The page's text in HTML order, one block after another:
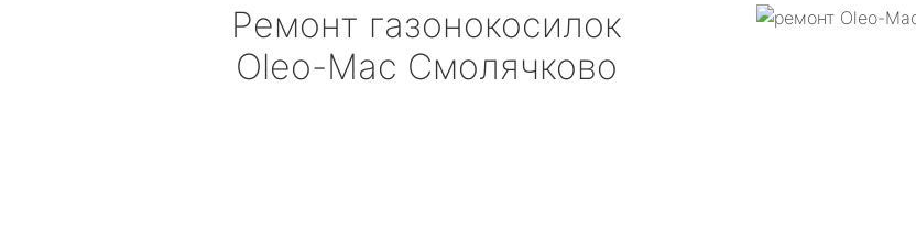
Ремонт газонокосилок
Oleo-Mac Смолячково